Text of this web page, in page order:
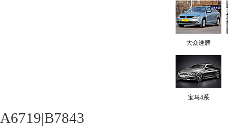
大众速腾
宝马4系
A6719|B7843